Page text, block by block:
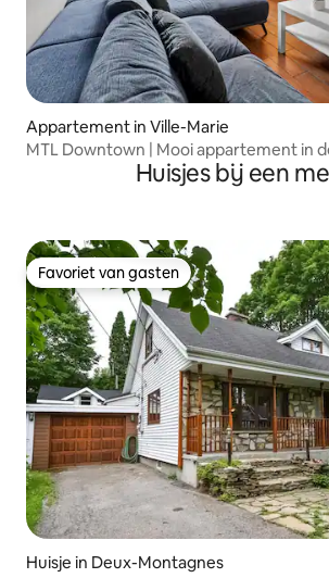
Appartement in Ville-Marie
MTL Downtown | Mooi appartement in
Huisjes bij een
Favoriet van gasten
Favoriet van gasten
Huisje in Deux-Montagnes